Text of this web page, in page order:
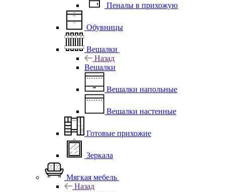
Пеналы в прихожую
Обувницы
Вешалки
Назад
Вешалки
Вешалки напольные
Вешалки настенные
Готовые прихожие
Зеркала
Мягкая мебель
Назад